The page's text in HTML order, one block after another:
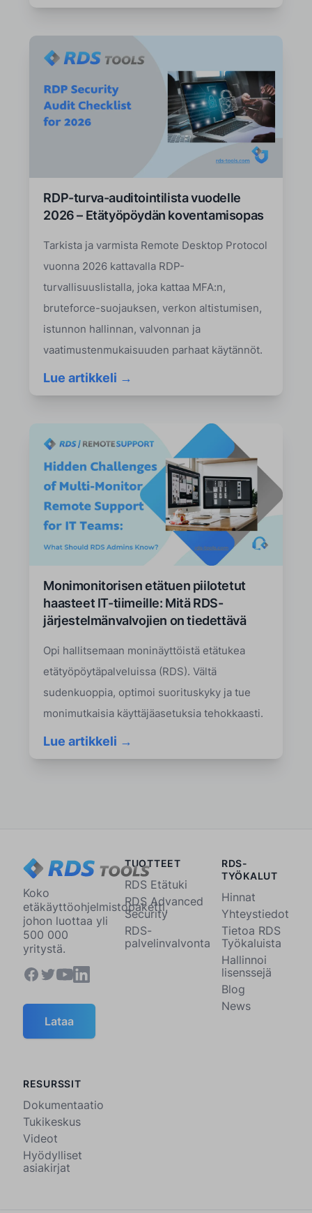
RDP-turva-auditointilista vuodelle
2026 – Etätyöpöydän koventamisopas
Tarkista ja varmista Remote Desktop Protocol
vuonna 2026 kattavalla RDP-
turvallisuuslistalla, joka kattaa MFA:n,
bruteforce-suojauksen, verkon altistumisen,
istunnon hallinnan, valvonnan ja
vaatimustenmukaisuuden parhaat käytännöt.
Lue artikkeli →
Monimonitorisen etätuen piilotetut
haasteet IT-tiimeille: Mitä RDS-
järjestelmänvalvojien on tiedettävä
Opi hallitsemaan moninäyttöistä etätukea
etätyöpöytäpalveluissa (RDS). Vältä
sudenkuoppia, optimoi suorituskyky ja tue
monimutkaisia käyttäjäasetuksia tehokkaasti.
Lue artikkeli →
Koko
etäkäyttöohjelmistopaketti,
johon luottaa yli
500 000
yritystä.
Lataa
TUOTTEET
RDS Etätuki
RDS Advanced
Security
RDS-
palvelinvalvonta
RESURSSIT
Dokumentaatio
Tukikeskus
Videot
Hyödylliset
asiakirjat
RDS-
TYÖKALUT
Hinnat
Yhteystiedot
Tietoa RDS
Työkaluista
Hallinnoi
lisenssejä
Blog
News